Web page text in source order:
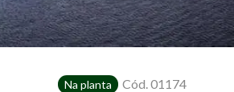
Na planta Cód.01174